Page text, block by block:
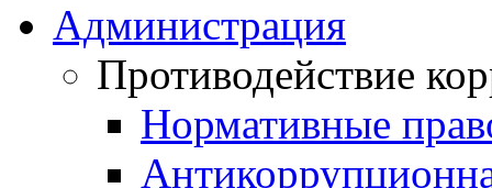
Администрация
Противодействие
Нормативные